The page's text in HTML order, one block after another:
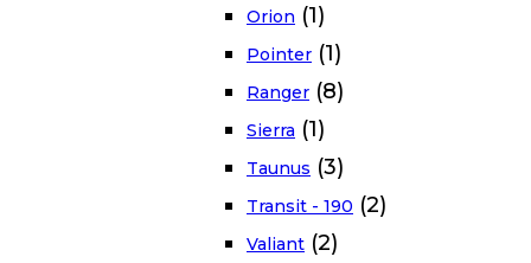
Orion (1)
Pointer (1)
Ranger (8)
Sierra (1)
Taunus (3)
Transit - 190 (2)
Valiant (2)